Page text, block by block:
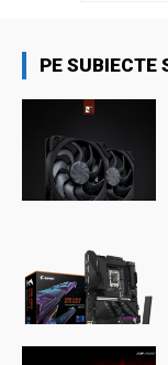
PE SUBIECTE